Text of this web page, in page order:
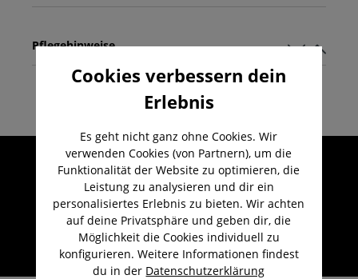
Pflegehinweise
Umfangreicher Kundenservice
Kauf auf Rechnung
Kostenloser Versand ab 29,-€
Lieferzeit 1-3 Werktage
30 Tage kostenlose Retoure
Cookies verbessern dein
Erlebnis
Es geht nicht ganz ohne Cookies. Wir
verwenden Cookies (von Partnern), um die
Funktionalität der Website zu optimieren, die
Leistung zu analysieren und dir ein
personalisiertes Erlebnis zu bieten. Wir achten
auf deine Privatsphäre und geben dir, die
Möglichkeit die Cookies individuell zu
konfigurieren. Weitere Informationen findest
du in der Datenschutzerklärung